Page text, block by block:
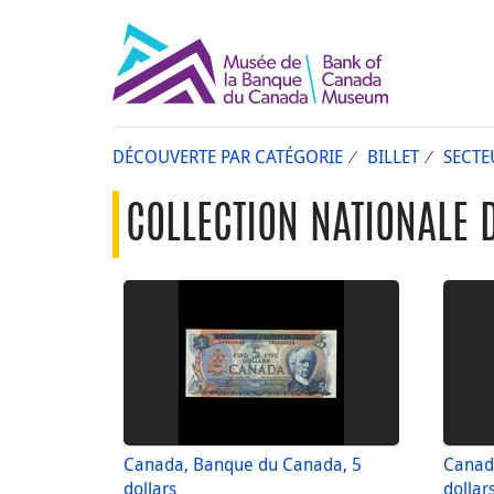
DÉCOUVERTE PAR CATÉGORIE BILLET
COLLECTION NATIONALE
Canada, Banque du Canada, 5
dollars